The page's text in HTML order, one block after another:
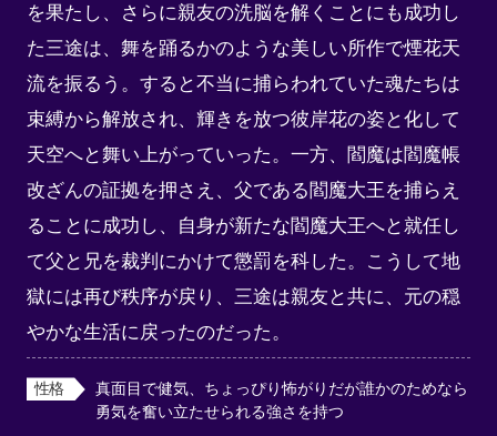
を果たし、さらに親友の洗脳を解くことにも成功し
た三途は、舞を踊るかのような美しい所作で煙花天
流を振るう。すると不当に捕らわれていた魂たちは
束縛から解放され、輝きを放つ彼岸花の姿と化して
天空へと舞い上がっていった。一方、閻魔は閻魔帳
改ざんの証拠を押さえ、父である閻魔大王を捕らえ
ることに成功し、自身が新たな閻魔大王へと就任し
て父と兄を裁判にかけて懲罰を科した。こうして地
獄には再び秩序が戻り、三途は親友と共に、元の穏
やかな生活に戻ったのだった。
性格
真面目で健気、ちょっぴり怖がりだが誰かのためなら
勇気を奮い立たせられる強さを持つ